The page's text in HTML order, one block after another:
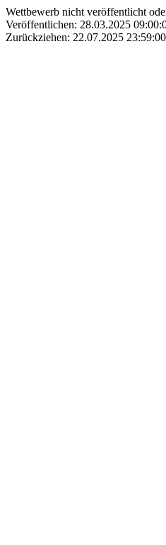
Wettbewerb nicht veröffentlicht
Veröffentlichen: 28.03.2025
Zurückziehen: 22.07.2025 23:59:00